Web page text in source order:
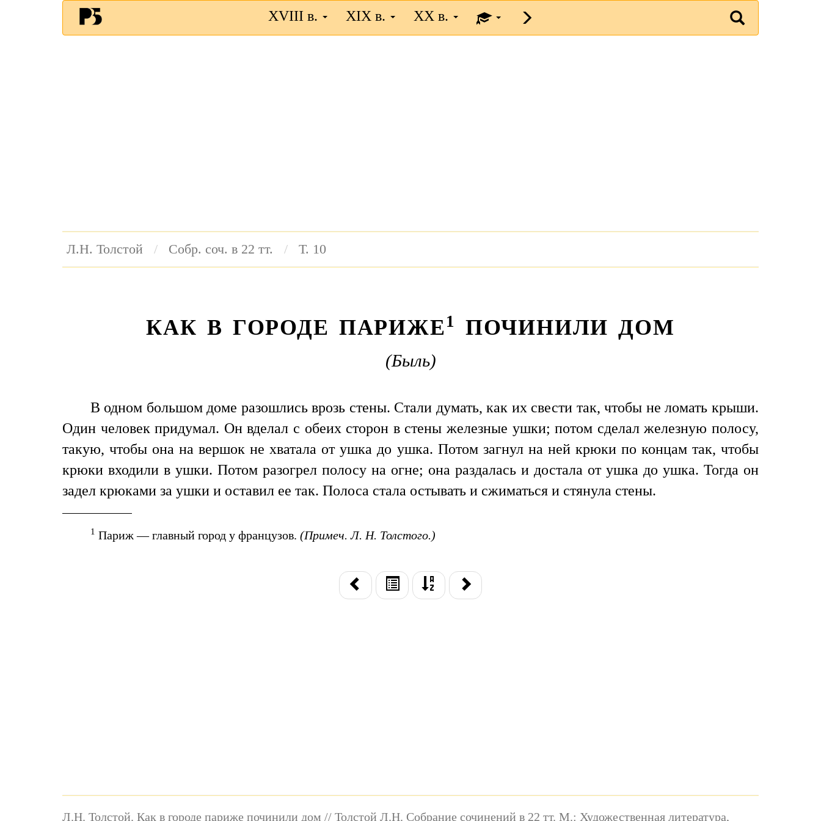
XVIII в. XIX в. XX в.
Л.Н. Толстой Собр. соч. в 22 тт. Т. 10
КАК В ГОРОДЕ ПАРИЖЕ1 ПОЧИНИЛИ ДОМ
(Быль)
В одном большом доме разошлись врозь стены. Стали думать, как их свести так, чтобы не ломать крыши.
Один человек придумал. Он вделал с обеих сторон в стены железные ушки; потом сделал железную полосу,
такую, чтобы она на вершок не хватала от ушка до ушка. Потом загнул на ней крюки по концам так, чтобы
крюки входили в ушки. Потом разогрел полосу на огне; она раздалась и достала от ушка до ушка. Тогда он
задел крюками за ушки и оставил ее так. Полоса стала остывать и сжиматься и стянула стены.
1 Париж — главный город у французов. (Примеч. Л. Н. Толстого.)
Л.Н. Толстой. Как в городе париже починили дом // Толстой Л.Н. Собрание сочинений в 22 тт. М.: Художественная литература,